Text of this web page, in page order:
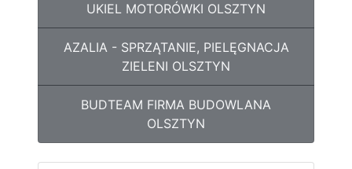
UKIEL MOTORÓWKI OLSZTYN
AZALIA - SPRZĄTANIE, PIELĘGNACJA
ZIELENI OLSZTYN
BUDTEAM FIRMA BUDOWLANA
OLSZTYN